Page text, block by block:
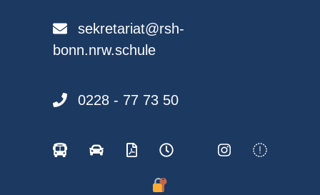
sekretariat@rsh-
bonn.nrw.schule
0228 - 77 73 50